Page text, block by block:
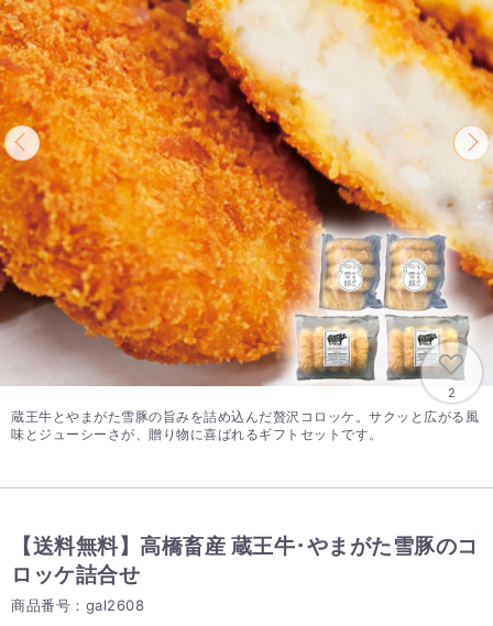
2
蔵王牛とやまがた雪豚の旨みを詰め込んだ贅沢コロッケ。サクッと広がる風
味とジューシーさが、贈り物に喜ばれるギフトセットです。
【送料無料】高橋畜産 蔵王牛･やまがた雪豚のコ
ロッケ詰合せ
商品番号：gal2608